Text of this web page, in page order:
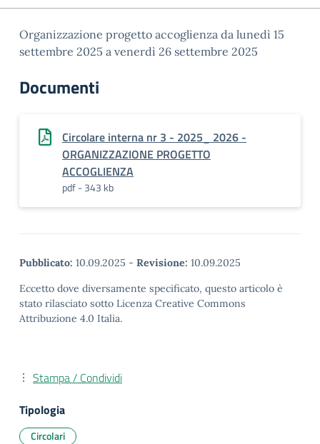
Organizzazione progetto accoglienza da lunedì 15
settembre 2025 a venerdì 26 settembre 2025
Documenti
Circolare interna nr 3 - 2025_ 2026 -
ORGANIZZAZIONE PROGETTO
ACCOGLIENZA
pdf - 343 kb
Pubblicato: 10.09.2025 - Revisione: 10.09.2025
Eccetto dove diversamente specificato, questo articolo è
stato rilasciato sotto Licenza Creative Commons
Attribuzione 4.0 Italia.
Stampa / Condividi
Tipologia
Circolari